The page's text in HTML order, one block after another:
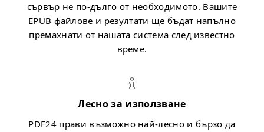
сървър не по-дълго от необходимото. Вашите
EPUB файлове и резултати ще бъдат напълно
премахнати от нашата система след известно
време.
Лесно за използване
PDF24 прави възможно най-лесно и бързо да